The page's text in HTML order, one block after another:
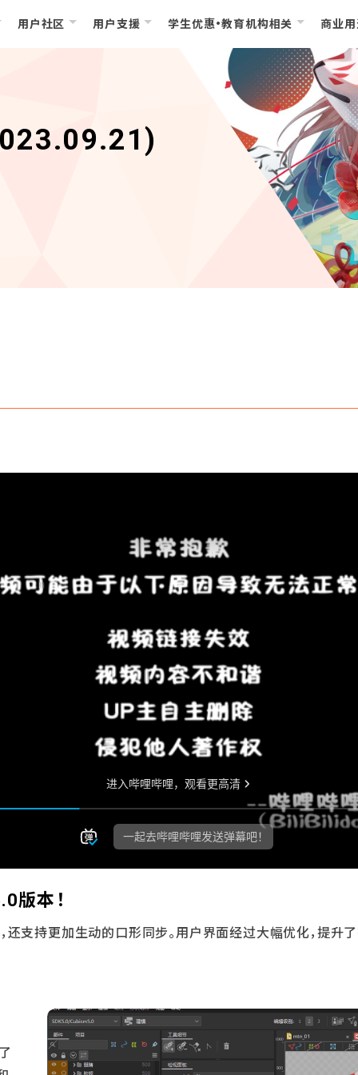
用户社区 用户支援 学生优惠・教育机构相关 商业
版本！
还支持更加生动的口形同步。用户界面经过大幅优化，提升